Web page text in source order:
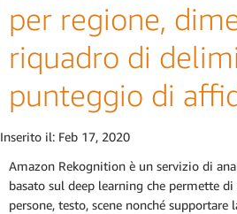
per regione,
riquadro di
punteggio di
Inserito il: Feb 17, 2020
Amazon Rekognition è un servizio di
basato sul deep learning che permette
persone, testo, scene nonché